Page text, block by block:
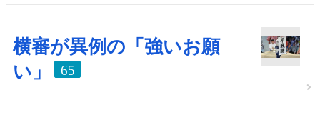
横審が異例の「強いお願
い」
65